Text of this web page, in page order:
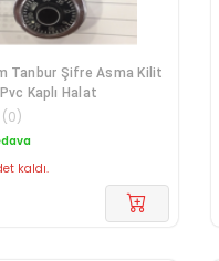
Tanbur Şifre Asma Kilit
Kaplı Halat
(0)
kaldı.